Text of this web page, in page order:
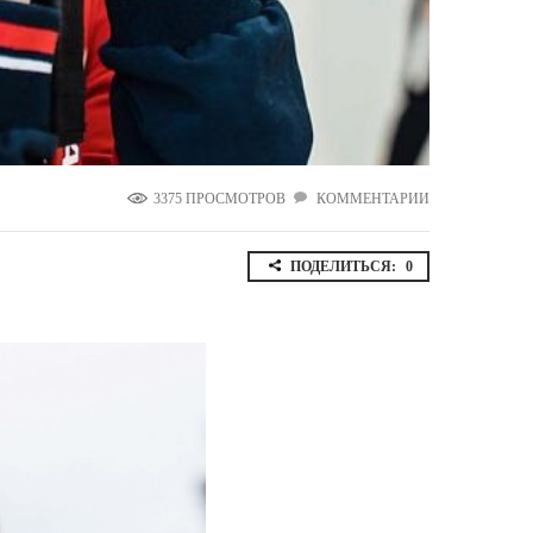
Ямало-Ненецкий автономный округ
(1)
Ярославская область (1)
3375 ПРОСМОТРОВ КОММЕНТАРИИ
ПОДЕЛИТЬСЯ: 0